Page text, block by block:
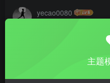
yecao0080
主题